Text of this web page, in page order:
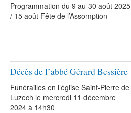
Programmation du 9 au 30 août 2025
/ 15 août Fête de l’Assomption
Décès de l’abbé Gérard Bessière
Funérailles en l’église Saint-Pierre de
Luzech le mercredi 11 décembre
2024 à 14h30